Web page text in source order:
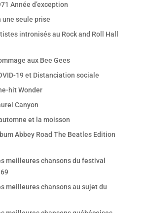
Année d’exception
une seule prise
intronisés au Rock and Roll Hall
aux Bee Gees
19 et Distanciation sociale
hit Wonder
Canyon
et la moisson
Abbey Road The Beatles Edition
meilleures chansons du festival
meilleures chansons au sujet du